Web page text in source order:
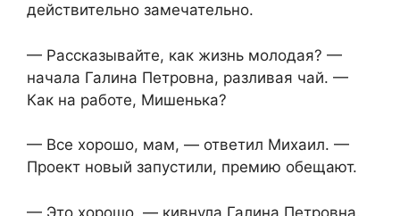
действительно замечательно.
— Рассказывайте, как жизнь молодая? —
начала Галина Петровна, разливая чай. —
Как на работе, Мишенька?
— Все хорошо, мам, — ответил Михаил. —
Проект новый запустили, премию обещают.
— Это хорошо, — кивнула Галина Петровна.